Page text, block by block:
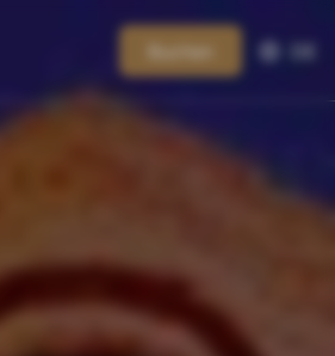
Buchen DE